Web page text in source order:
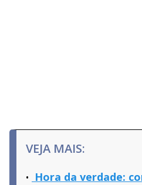
VEJA MAIS:
Hora da verdade: